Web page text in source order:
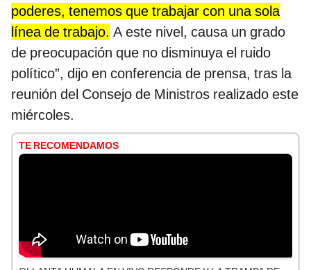
poderes, tenemos que trabajar con una sola
línea de trabajo. A este nivel, causa un grado
de preocupación que no disminuya el ruido
político”, dijo en conferencia de prensa, tras la
reunión del Consejo de Ministros realizado este
miércoles.
TE RECOMENDAMOS